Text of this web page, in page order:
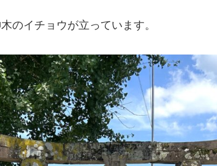
のイチョウが立っています。